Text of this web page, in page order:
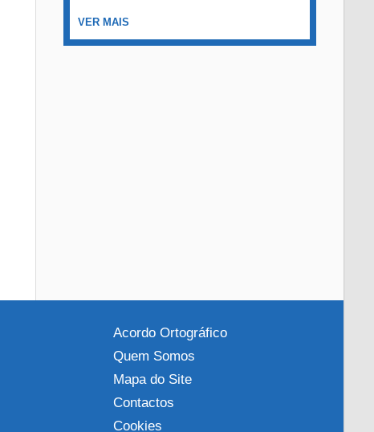
VER MAIS
Acordo Ortográfico
Quem Somos
Mapa do Site
Contactos
Cookies